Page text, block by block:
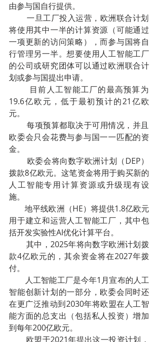
由参与国自行提供。
        一旦工厂投入运营，欧洲联合计划
将使用其中一半的计算资源（可能通过
一项更新的访问策略），而参与国将自
行管理另一半。想要使用人工智能工厂
的公司或研究团体可以通过欧洲联合计
划或参与国提出申请。
19.6亿欧元，低于最初预计的21亿欧
元。
        每项预算都取决于可用情况，并且
欧委会只会花费与参与国一一匹配的资
金。
拨款8亿欧元。这笔资金将用于购买新的
人工智能专用计算资源或升级现有设
施。
        地平线欧洲（HE）将提供1.8亿欧元
用于建立和运营人工智能工厂，其中包
括开发实验性AI优化计算平台。
款4亿欧元的，其余资金将在2027年拨
付。
智能创新计划的一部分，欧委会同时还
在更广泛推动到2030年将欧盟在人工智
能方面的总支出（包括私人投资）增加
到每年200亿欧元。